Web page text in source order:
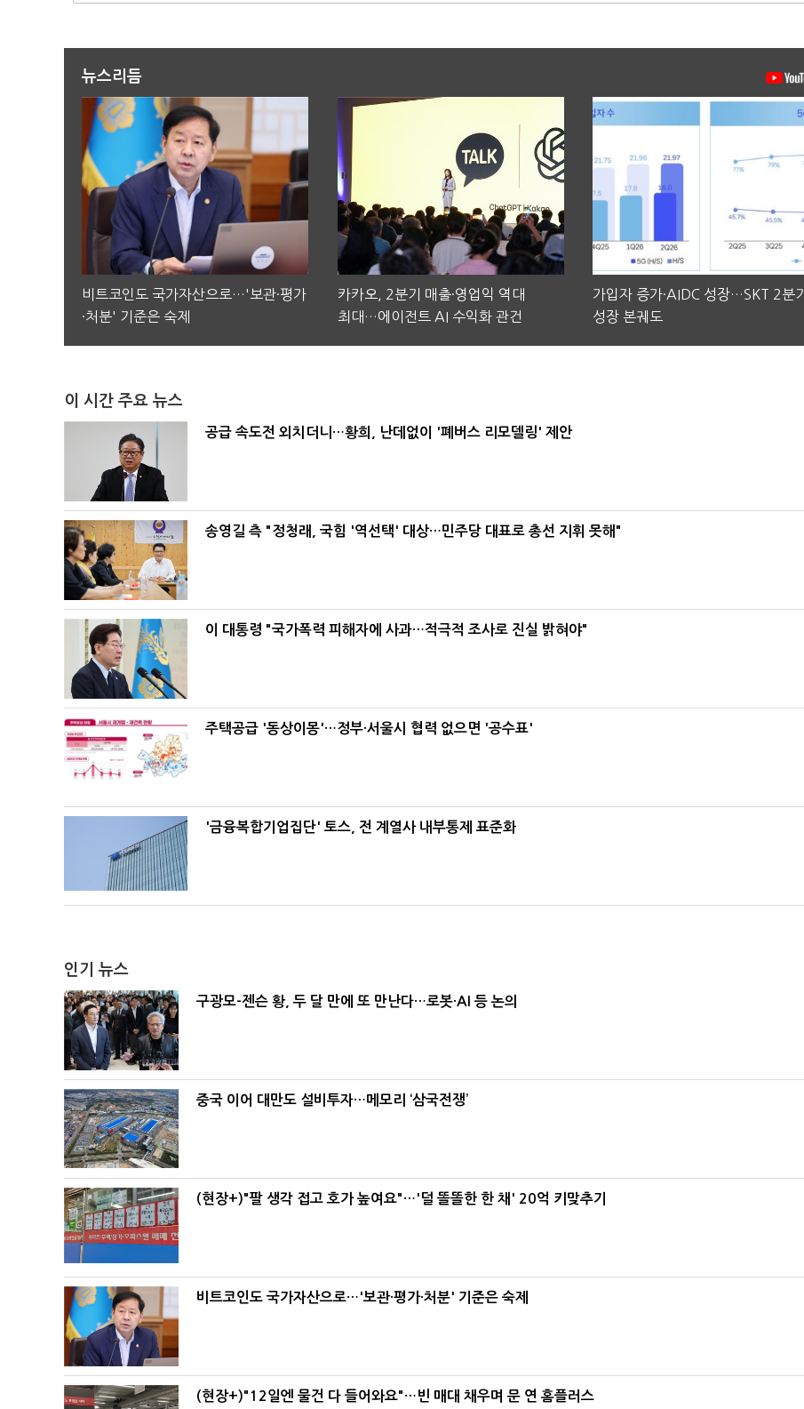
뉴스리듬
비트코인도 국가자산으로…'보관·평가
·처분' 기준은 숙제
카카오, 2분기 매출·영업익 역대
최대…에이전트 AI 수익화 관건
가입자 증가·AIDC 성장…SKT 2분기
성장 본궤도
이 시간 주요 뉴스
공급 속도전 외치더니…황희, 난데없이 '폐버스 리모델링' 제안
송영길 측 "정청래, 국힘 '역선택' 대상…민주당 대표로 총선 지휘 못해"
이 대통령 "국가폭력 피해자에 사과…적극적 조사로 진실 밝혀야"
주택공급 '동상이몽'…정부·서울시 협력 없으면 '공수표'
'금융복합기업집단' 토스, 전 계열사 내부통제 표준화
인기 뉴스
구광모-젠슨 황, 두 달 만에 또 만난다…로봇·AI 등 논의
중국 이어 대만도 설비투자…메모리 ‘삼국전쟁’
(현장+)"팔 생각 접고 호가 높여요"…'덜 똘똘한 한 채' 20억 키맞추기
비트코인도 국가자산으로…'보관·평가·처분' 기준은 숙제
(현장+)"12일엔 물건 다 들어와요"…빈 매대 채우며 문 연 홈플러스